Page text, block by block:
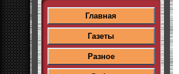
Главная
Газеты
Разное